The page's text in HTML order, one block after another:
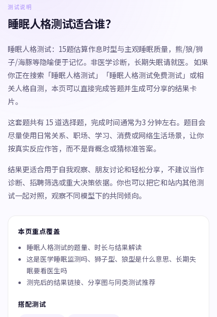
测试说明
睡眠人格测试适合谁？
睡眠人格测试：15题估算作息时型与主观睡眠质量，熊/狼/狮
子/海豚等隐喻便于记忆。非医学诊断，长期失眠请就医。 如果
你正在搜索「睡眠人格测试」「睡眠人格测试免费测试」或相
关人格自测，本页可以直接完成答题并生成可分享的结果卡
片。
这套题共有 15 道选择题，完成时间通常为3 分钟左右。题目会
尽量使用日常关系、职场、学习、消费或网络生活场景，让你
按真实反应作答，而不是背概念或猜标准答案。
结果更适合用于自我观察、朋友讨论和轻松分享，不建议当作
诊断、招聘筛选或重大决策依据。你也可以把它和站内其他测
试一起对照，观察不同模型下的共同倾向。
本页重点覆盖
睡眠人格测试的题量、时长与结果解读
这是医学睡眠监测吗、狮子型、狼型是什么意思、长期失
眠要看医生吗
测完后的结果链接、分享图与同类测试推荐
搭配测试